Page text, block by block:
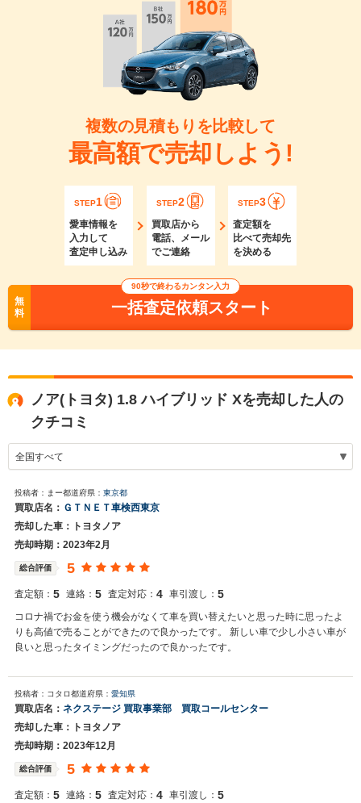
複数の見積もりを比較して
最高額で売却しよう!
STEP1
愛車情報を
入力して
査定申し込み
STEP2
買取店から
電話、メール
でご連絡
STEP3
査定額を
比べて売却先
を決める
無
料
90秒で終わるカンタン入力
一括査定依頼スタート
ノア(トヨタ) 1.8 ハイブリッド Xを売却した人の
クチコミ
投稿者：まー都道府県： 東京都
買取店名： ＧＴＮＥＴ車検西東京
売却した車：トヨタノア
売却時期：2023年2月
総合評価 5
査定額： 5 連絡： 5 査定対応： 4 車引渡し： 5
コロナ禍でお金を使う機会がなくて車を買い替えたいと思った時に思ったよ
りも高値で売ることができたので良かったです。 新しい車で少し小さい車が
良いと思ったタイミングだったので良かったです。
投稿者：コタロ都道府県： 愛知県
買取店名： ネクステージ 買取事業部 買取コールセンター
売却した車：トヨタノア
売却時期：2023年12月
総合評価 5
査定額： 5 連絡： 5 査定対応： 4 車引渡し： 5